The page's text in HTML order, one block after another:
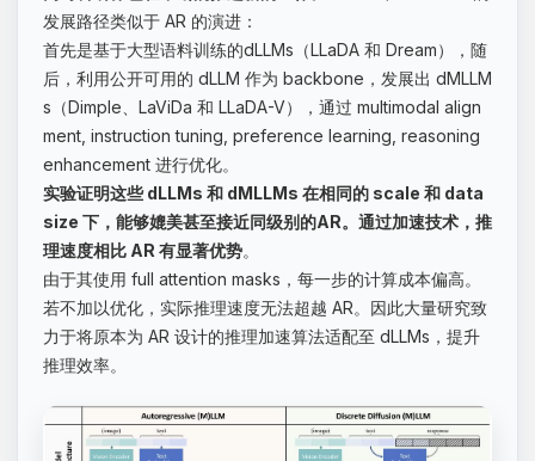
发展路径类似于 AR 的演进：
首先是基于大型语料训练的dLLMs（LLaDA 和 Dream），随
后，利用公开可用的 dLLM 作为 backbone，发展出 dMLLM
s（Dimple、LaViDa 和 LLaDA-V），通过 multimodal align
ment, instruction tuning, preference learning, reasoning
enhancement 进行优化。
实验证明这些 dLLMs 和 dMLLMs 在相同的 scale 和 data
size 下，能够媲美甚至接近同级别的AR。通过加速技术，推
理速度相比 AR 有显著优势。
由于其使用 full attention masks，每一步的计算成本偏高。
若不加以优化，实际推理速度无法超越 AR。因此大量研究致
力于将原本为 AR 设计的推理加速算法适配至 dLLMs，提升
推理效率。